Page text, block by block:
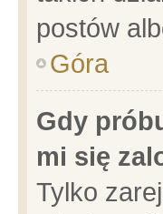
postów
Góra
Gdy
mi się
Tylko